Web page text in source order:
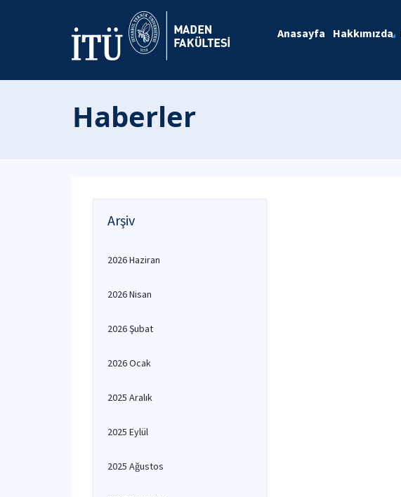
Anasayfa Hakkımızda
Haberler
Arşiv
2026 Haziran
2026 Nisan
2026 Şubat
2026 Ocak
2025 Aralık
2025 Eylül
2025 Ağustos